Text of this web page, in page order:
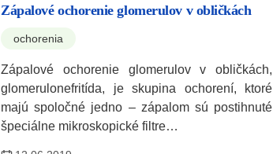
Zápalové ochorenie glomerulov v obličkách
ochorenia
Zápalové ochorenie glomerulov v obličkách,
glomerulonefritída, je skupina ochorení, ktoré
majú spoločné jedno – zápalom sú postihnuté
špeciálne mikroskopické filtre…